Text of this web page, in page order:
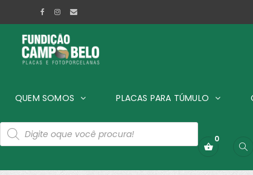
QUEM SOMOS PLACAS PARA TÚMULO
0